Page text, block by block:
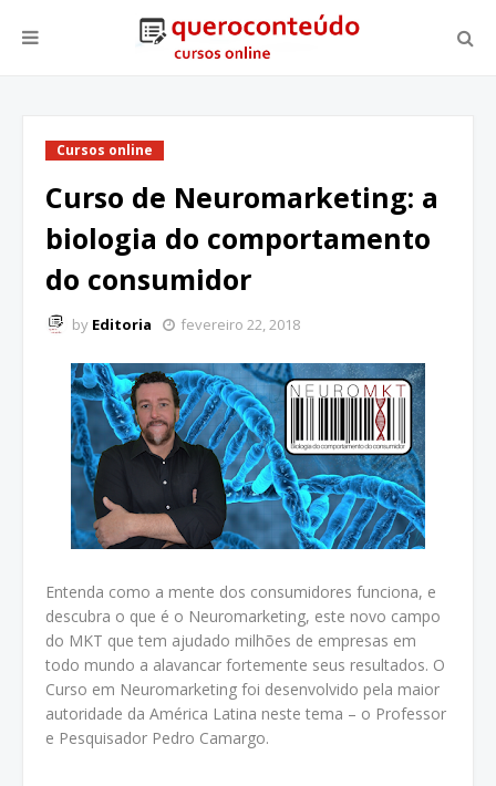
Cursos online
Curso de Neuromarketing: a
biologia do comportamento
do consumidor
by Editoria fevereiro 22, 2018
Entenda como a mente dos consumidores funciona, e
descubra o que é o Neuromarketing, este novo campo
do MKT que tem ajudado milhões de empresas em
todo mundo a alavancar fortemente seus resultados. O
Curso em Neuromarketing foi desenvolvido pela maior
autoridade da América Latina neste tema – o Professor
e Pesquisador Pedro Camargo.